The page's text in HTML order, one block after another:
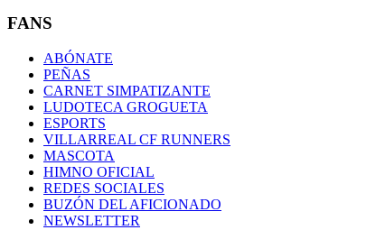
FANS
ABÓNATE
PEÑAS
CARNET SIMPATIZANTE
LUDOTECA GROGUETA
ESPORTS
VILLARREAL CF RUNNERS
MASCOTA
HIMNO OFICIAL
REDES SOCIALES
BUZÓN DEL AFICIONADO
NEWSLETTER